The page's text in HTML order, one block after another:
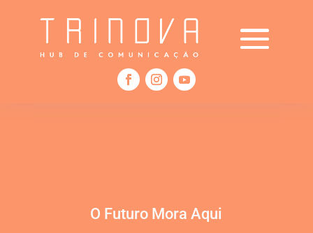
O Futuro Mora Aqui